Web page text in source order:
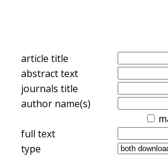
article title
abstract text
journals title
author name(s)
full text
type